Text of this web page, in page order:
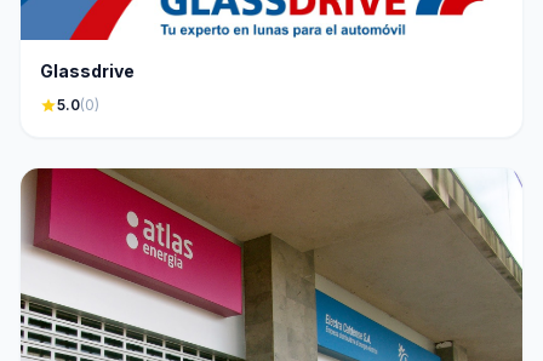
Glassdrive
star5.0(0)